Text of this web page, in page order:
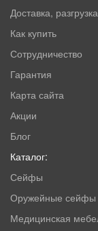
Доставка,
Как купить
Сотрудничество
Гарантия
Карта сайта
Акции
Блог
Каталог:
Сейфы
Оружейные сейфы
Медицинская